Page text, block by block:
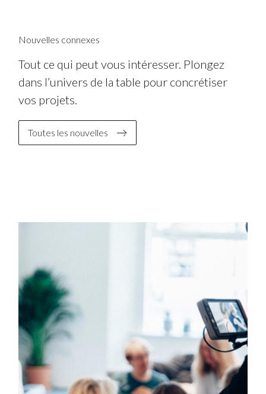
Nouvelles connexes
Tout ce qui peut vous intéresser. Plongez
dans l’univers de la table pour concrétiser
vos projets.
Toutes les nouvelles